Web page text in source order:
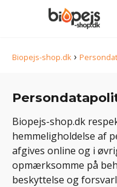
Biopejs-shop.dk ›
Biopejs-shop.dk
hemmeligholdelse af
afgives online og i
opmærksomme på
beskyttelse og